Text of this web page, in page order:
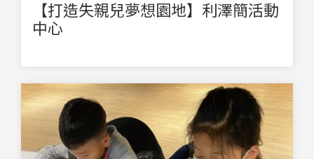
【打造失親兒夢想園地】利澤簡活動
中心